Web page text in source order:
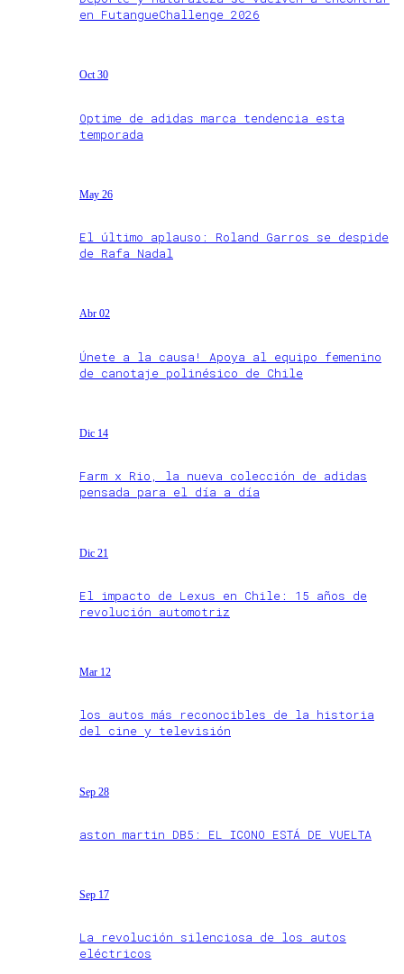
en FutangueChallenge 2026
Oct 30
Optime de adidas marca tendencia esta
temporada
May 26
El último aplauso: Roland Garros se despide
de Rafa Nadal
Abr 02
Únete a la causa! Apoya al equipo femenino
de canotaje polinésico de Chile
Dic 14
Farm x Rio, la nueva colección de adidas
pensada para el día a día
Dic 21
El impacto de Lexus en Chile: 15 años de
revolución automotriz
Mar 12
los autos más reconocibles de la historia
del cine y televisión
Sep 28
aston martin DB5: EL ICONO ESTÁ DE VUELTA
Sep 17
La revolución silenciosa de los autos
eléctricos